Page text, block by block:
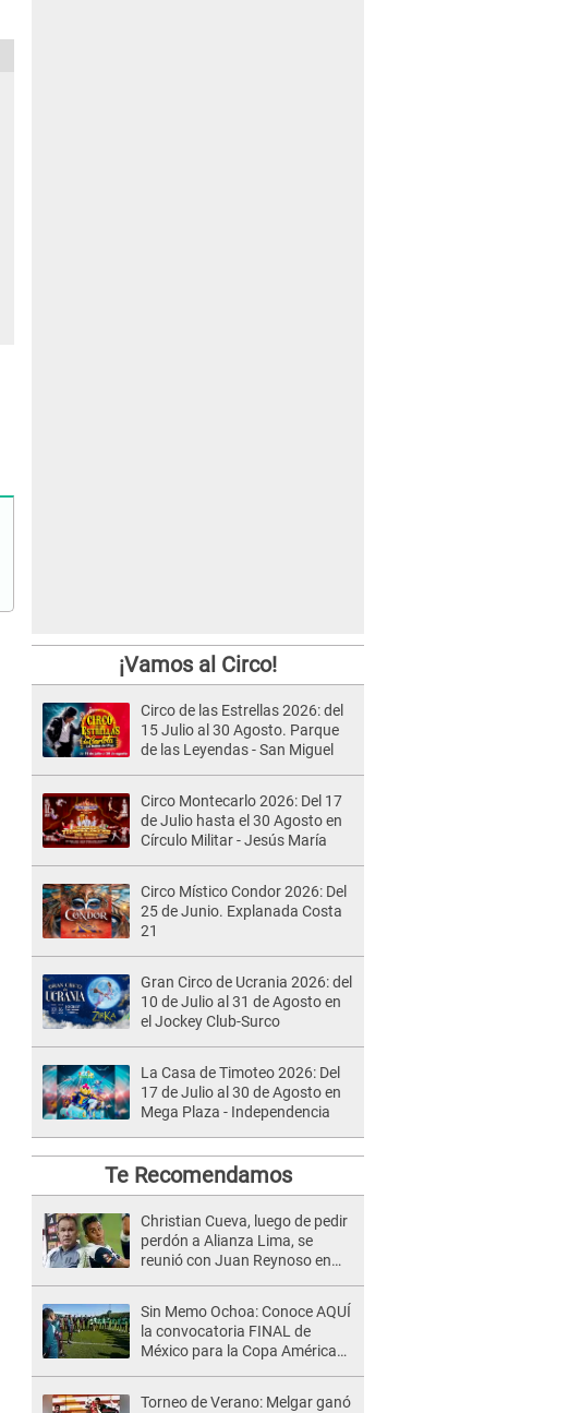
¡Vamos al Circo!
Circo de las Estrellas 2026: del
15 Julio al 30 Agosto. Parque
de las Leyendas - San Miguel
Circo Montecarlo 2026: Del 17
de Julio hasta el 30 Agosto en
Círculo Militar - Jesús María
Circo Místico Condor 2026: Del
25 de Junio. Explanada Costa
21
Gran Circo de Ucrania 2026: del
10 de Julio al 31 de Agosto en
el Jockey Club-Surco
La Casa de Timoteo 2026: Del
17 de Julio al 30 de Agosto en
Mega Plaza - Independencia
Te Recomendamos
Christian Cueva, luego de pedir
perdón a Alianza Lima, se
reunió con Juan Reynoso en
Sin Memo Ochoa: Conoce AQUÍ
la convocatoria FINAL de
México para la Copa América
Torneo de Verano: Melgar ganó